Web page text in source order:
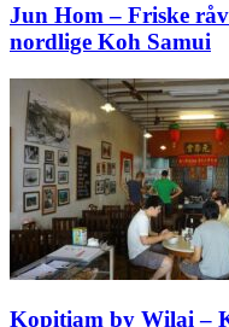
Jun Hom – Friske
nordlige Koh Samui
Kopitiam by Wilai –